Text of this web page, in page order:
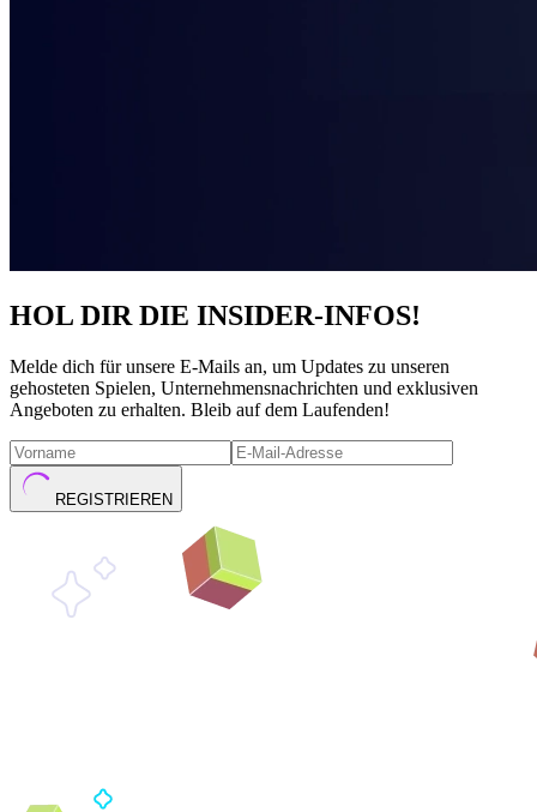
HOL DIR DIE INSIDER-INFOS!
Melde dich für unsere E-Mails an, um Updates zu unseren
gehosteten Spielen, Unternehmensnachrichten und exklusiven
Angeboten zu erhalten. Bleib auf dem Laufenden!
REGISTRIEREN